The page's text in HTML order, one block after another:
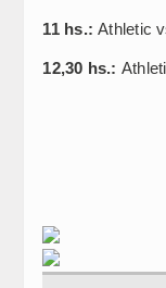
11 hs.:Athletic
12,30 hs.: